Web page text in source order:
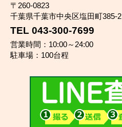
〒260-0823
千葉県千葉市中央区塩田町385-2
TEL 043-300-7699
営業時間：10:00～24:00
駐車場：100台程